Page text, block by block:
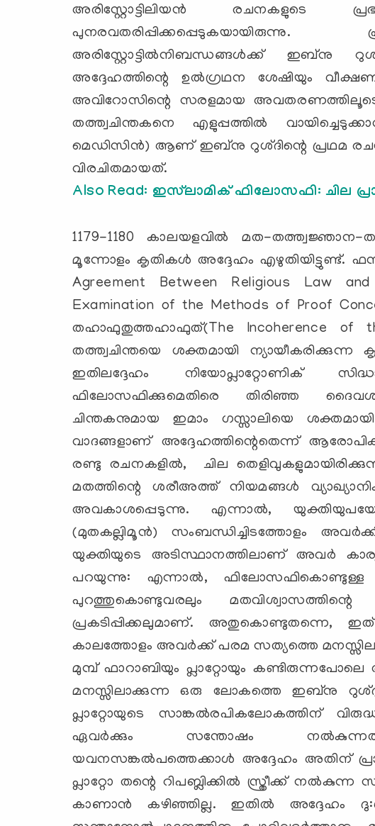
അരിസ്റ്റോട്ടിലിയന്‍ രചനകളുടെ
പുനരവതരിപ്പിക്കപ്പെടുകയായിരുന്നു.
അരിസ്റ്റോട്ടില്‍നിബന്ധങ്ങള്‍ക്ക് ഇബ്‌നു
അദ്ദേഹത്തിന്റെ ഉല്‍ഗ്രഥന ശേഷിയും
അവിറോസിന്റെ സരളമായ അവതരണത്തിലൂടെ
തത്ത്വചിന്തകനെ എളുപ്പത്തില്‍
മെഡിസിന്‍) ആണ് ഇബ്‌നു റുശ്ദിന്റെ പ്രഥമ
വിരചിതമായത്.
Also Read: ഇസ്‌ലാമിക് ഫിലോസഫി: ചില
1179-1180 കാലയളവില്‍ മത-തത്ത്വജ്ഞാന-
മൂന്നോളം കൃതികള്‍ അദ്ദേഹം എഴുതിയിട്ടുണ്ട്.
Agreement Between Religious Law and
Examination of the Methods of Proof
തഹാഫുതുത്തഹാഫുത്(The Incoherence of
തത്ത്വചിന്തയെ ശക്തമായി
ഇതിലദ്ദേഹം നിയോപ്ലാറ്റോണിക്
ഫിലോസഫിക്കുമെതിരെ തിരിഞ്ഞ
ചിന്തകനുമായ ഇമാം ഗസ്സാലിയെ
വാദങ്ങളാണ് അദ്ദേഹത്തിന്റെതെന്ന്
രണ്ടു രചനകളില്‍, ചില
മതത്തിന്റെ ശരീഅത്ത് നിയമങ്ങള്‍
അവകാശപ്പെടുന്നു. എന്നാല്‍,
(മുതകല്ലിമൂന്‍) സംബന്ധിച്ചിടത്തോളം
യുക്തിയുടെ അടിസ്ഥാനത്തിലാണ് അവര്‍
പറയുന്നു: എന്നാല്‍, ഫിലോസഫികൊണ്ടുള്ള
പുറത്തുകൊണ്ടുവരലും മതവിശ്വാസത്തിന്റെ
പ്രകടിപ്പിക്കലുമാണ്. അതുകൊണ്ടുതന്നെ, ഇത്
കാലത്തോളം അവര്‍ക്ക് പരമ സത്യത്തെ
മുമ്പ് ഫാറാബിയും പ്ലാറ്റോയും കണ്ടിരുന്നപോലെ
മനസ്സിലാക്കുന്ന ഒരു ലോകത്തെ ഇബ്‌നു
പ്ലാറ്റോയുടെ സാങ്കല്‍രപികലോകത്തിന്
ഏവര്‍ക്കും സന്തോഷം
യവനസങ്കല്‍പത്തെക്കാള്‍ അദ്ദേഹം അതിന്
പ്ലാറ്റോ തന്റെ റിപബ്ലിക്കില്‍ സ്ത്രീക്ക്
കാണാന്‍ കഴിഞ്ഞില്ല. ഇതില്‍ അദ്ദേഹം